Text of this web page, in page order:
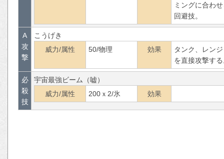
ミングに合わ
回避技。
A
攻
撃
こうげき
威力/属性
50/物理 効果
タンク、レン
を直接攻撃す
必
殺
技
宇宙最強ビーム（嘘）
威力/属性
200ｘ2/氷 効果